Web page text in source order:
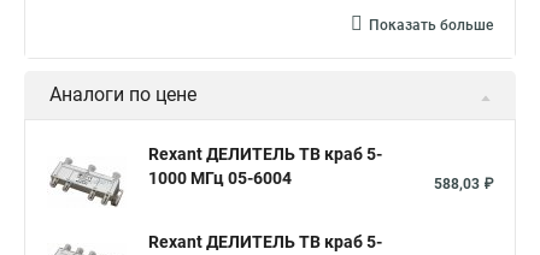
Показать больше
Аналоги по цене
Rexant ДЕЛИТЕЛЬ ТВ краб 5-
1000 МГц 05-6004
588,03 ₽
Rexant ДЕЛИТЕЛЬ ТВ краб 5-